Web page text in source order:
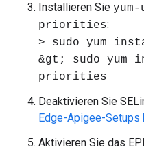
Installieren Sie
priorities:
> sudo yum
&gt; sudo yum
priorities
Deaktivieren Sie
Edge-Apigee-Setups
Aktivieren Sie das